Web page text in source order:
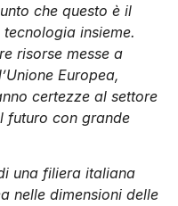
che questo è il
insieme.
risorse messe a
Europea,
certezze al settore
futuro con grande
una filiera italiana
nelle dimensioni delle